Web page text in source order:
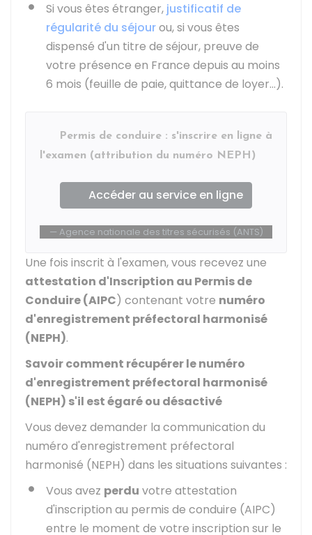
Si vous êtes étranger, justificatif de
régularité du séjourou, si vous êtes
dispensé d'un titre de séjour, preuve de
votre présence en France depuis au moins
6 mois (feuille de paie, quittance de loyer…).
Permis de conduire : s'inscrire en ligne à
l'examen (attribution du numéro NEPH)
Accéder au service en ligne
Agence nationale des titres sécurisés (ANTS)
Une fois inscrit à l'examen, vous recevez une
attestation d'Inscription au Permis de
Conduire (AIPC) contenant votre numéro
d'enregistrement préfectoral harmonisé
(NEPH).
Savoir comment récupérer le numéro
d'enregistrement préfectoral harmonisé
(NEPH) s'il est égaré ou désactivé
Vous devez demander la communication du
numéro d'enregistrement préfectoral
harmonisé (NEPH) dans les situations suivantes :
Vous avez perdu votre attestation
d'inscription au permis de conduire (AIPC)
entre le moment de votre inscription sur le